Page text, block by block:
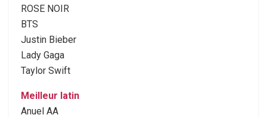
ROSE NOIR
BTS
Justin Bieber
Lady Gaga
Taylor Swift
Meilleur latin
Anuel AA